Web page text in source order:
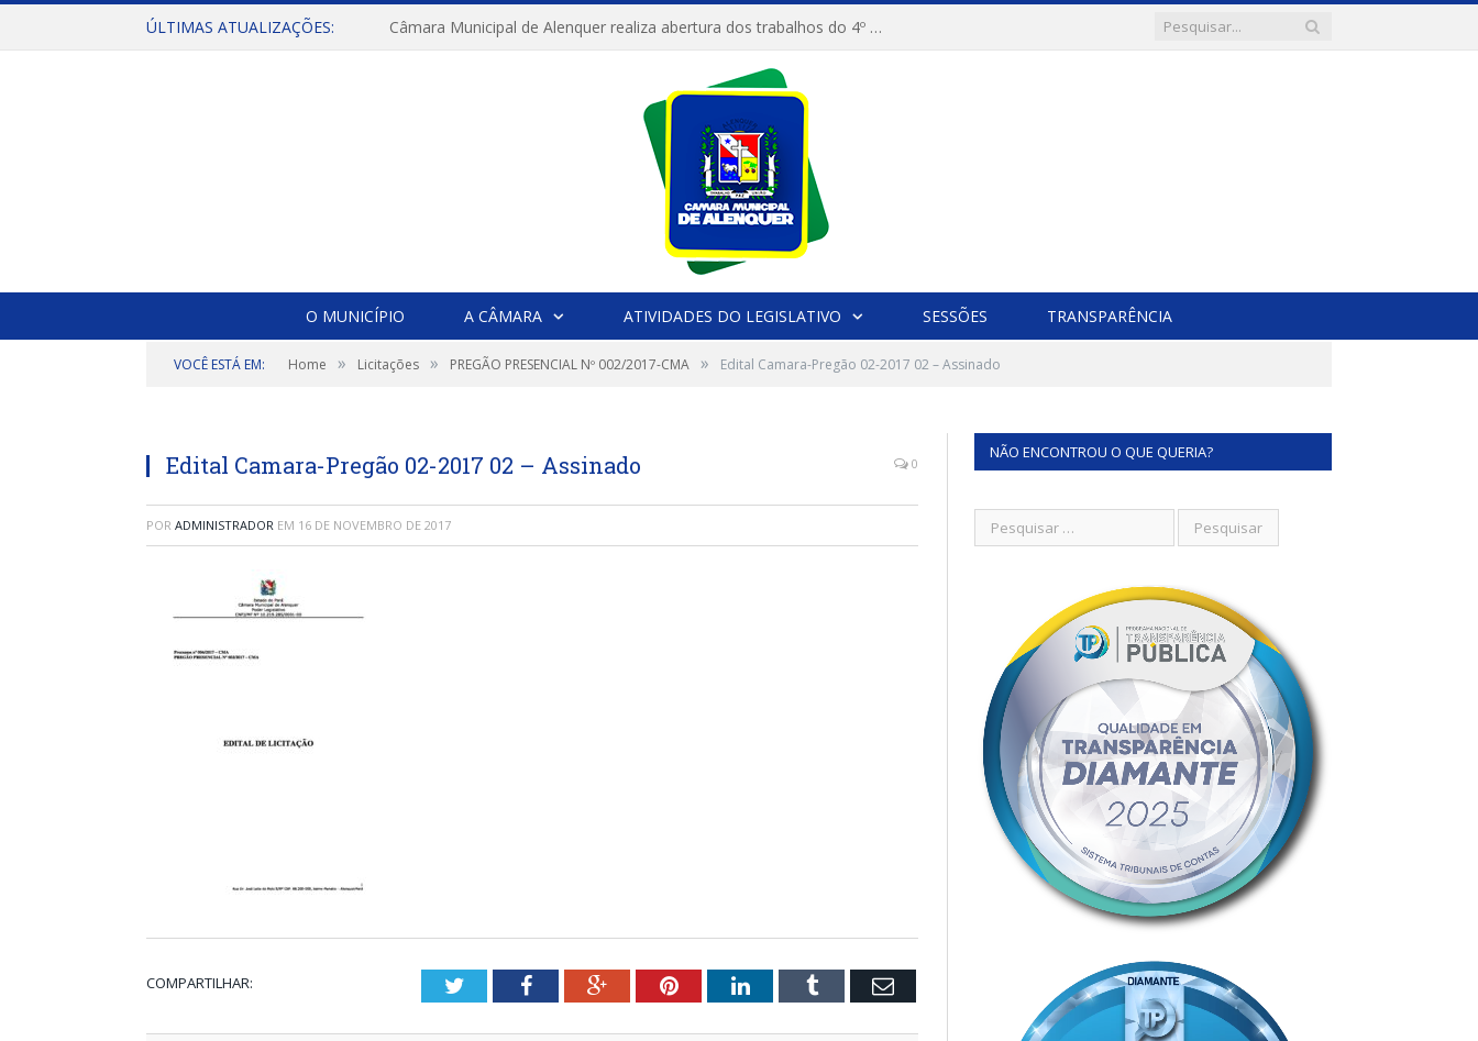
ÚLTIMAS ATUALIZAÇÕES: Câmara Municipal de Alenquer realiza abertura dos trabalhos do 4º Período Legislativo
O MUNICÍPIO A CÂMARA ATIVIDADES DO LEGISLATIVO SESSÕES TRANSPARÊNCIA
VOCÊ ESTÁ EM: Home » Licitações » PREGÃO PRESENCIAL Nº 002/2017-CMA » Edital Camara-Pregão 02-2017 02 – Assinado
Edital Camara-Pregão 02-2017 02 – Assinado 0
POR ADMINISTRADOR EM 16 DE NOVEMBRO DE 2017
COMPARTILHAR: TwitterFacebookGoogle+PinterestLinkedInTumblr Email
NÃO ENCONTROU O QUE QUERIA?